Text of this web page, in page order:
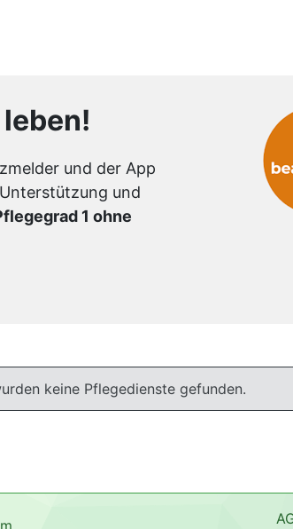
und der App
und
1 ohne
keine Pflegedienste gefunden.